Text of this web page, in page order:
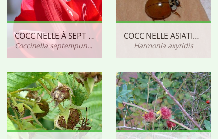
COCCINELLE À SEPT POINTS
Coccinella septempunctata
COCCINELLE ASIATIQUE
Harmonia axyridis